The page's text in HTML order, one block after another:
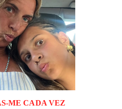
ME CADA VEZ